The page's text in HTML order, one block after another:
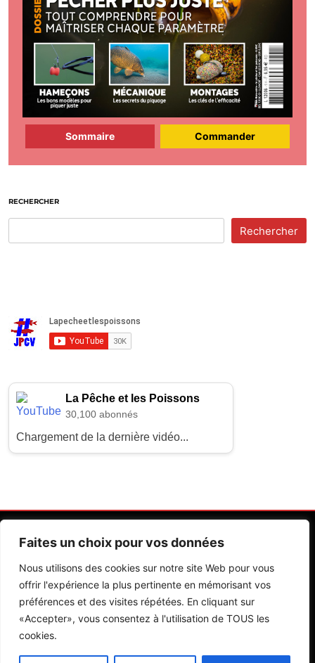
Faites un choix pour vos données
Nous utilisons des cookies sur notre site Web pour vous
offrir l'expérience la plus pertinente en mémorisant vos
préférences et des visites répétées. En cliquant sur
«Accepter», vous consentez à l'utilisation de TOUS les
cookies.
Sommaire Commander
RECHERCHER
Rechercher
La Pêche et les Poissons
30,100 abonnés
Chargement de la dernière vidéo...
Contactez Nos Rédactions Mentions Légales